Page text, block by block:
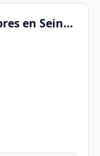
Lorrain - Abattage et Élagage d'arbres en Seine-et-Marne